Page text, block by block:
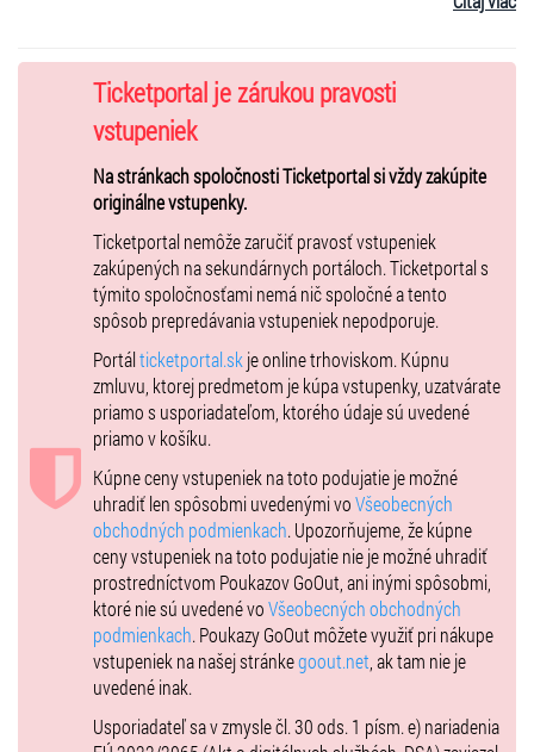
čerpanými z nevyčerpateľnej zásoby commedie dell´arte. Jommelliho
svojou meniacou sa pulzáciou. Dielo dosiahlo značný ohlas a hralo sa
nielen v talianskych, ale i nemeckých mestách (Mníchov, Hamburg),
zaznie v slovenskej premiére.
MUSICA AETERNA
dirigent a umelecký vedúci Peter Zajíček
Arsenia: Lenka Máčiková, soprán
Giambarone: Matúš Šimko, tenor
Don Trastullo: Martin Babjak, barytón
Slúžka, nemá postava: Renáta Ptačin
réžia: Mariana Luteránová
scéna a kostýmy: Eva Kudláčová Rácová
pohybová spolupráca: Renáta Ptačin
Technické zabezpečenie: Vladimír Slaninka
Obsadenie orchestra:
Martina Mestická
Juraj Ofúkaný
Tomáš Horkavý
Peter Zajíček, Adam Szendrei, Michal Klas
Gabriel Szathmáry, Peter Zelenka
Ján Gréner
Ticketportal je zárukou pravosti
vstupeniek
Na stránkach spoločnosti Ticketportal si vždy zakúpite
originálne vstupenky.
Ticketportal nemôže zaručiť pravosť vstupeniek
zakúpených na sekundárnych portáloch. Ticketportal s
týmito spoločnosťami nemá nič spoločné a tento
spôsob prepredávania vstupeniek nepodporuje.
Portálticketportal.sk je online trhoviskom. Kúpnu
zmluvu, ktorej predmetom je kúpa vstupenky, uzatvárate
priamo s usporiadateľom, ktorého údaje sú uvedené
priamo v košíku.
Kúpne ceny vstupeniek na toto podujatie je možné
uhradiť len spôsobmi uvedenými voVšeobecných
obchodných podmienkach. Upozorňujeme, že kúpne
ceny vstupeniek na toto podujatie nie je možné uhradiť
prostredníctvom Poukazov GoOut, ani inými spôsobmi,
ktoré nie sú uvedené voVšeobecných obchodných
podmienkach. Poukazy GoOut môžete využiť pri nákupe
vstupeniek na našej stránkegoout.net , ak tam nie je
uvedené inak.
Usporiadateľ sa v zmysle čl. 30 ods. 1 písm. e) nariadenia